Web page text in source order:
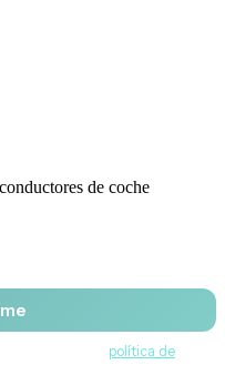
de coche
política de